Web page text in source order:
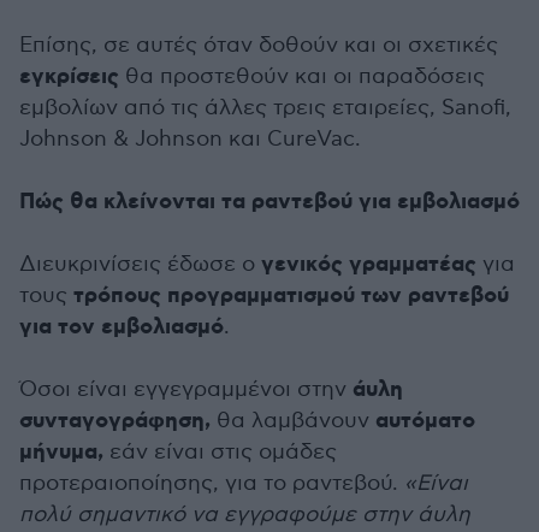
Επίσης, σε αυτές όταν δοθούν και οι σχετικές
εγκρίσεις θα προστεθούν και οι παραδόσεις
εμβολίων από τις άλλες τρεις εταιρείες, Sanofi,
Johnson & Johnson και CureVac.
Πώς θα κλείνονται τα ραντεβού για εμβολιασμό
Διευκρινίσεις έδωσε ο γενικός γραμματέας για
τους τρόπους προγραμματισμού των ραντεβού
για τον εμβολιασμό.
Όσοι είναι εγγεγραμμένοι στην άυλη
συνταγογράφηση, θα λαμβάνουν αυτόματο
μήνυμα, εάν είναι στις ομάδες
προτεραιοποίησης, για το ραντεβού. «Είναι
πολύ σημαντικό να εγγραφούμε στην άυλη